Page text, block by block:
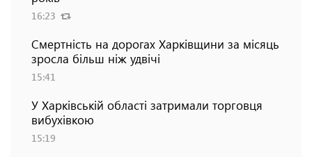
16:23
Смертність на дорогах Харківщини за місяць
зросла більш ніж удвічі
15:41
У Харківській області затримали торговця
вибухівкою
15:19